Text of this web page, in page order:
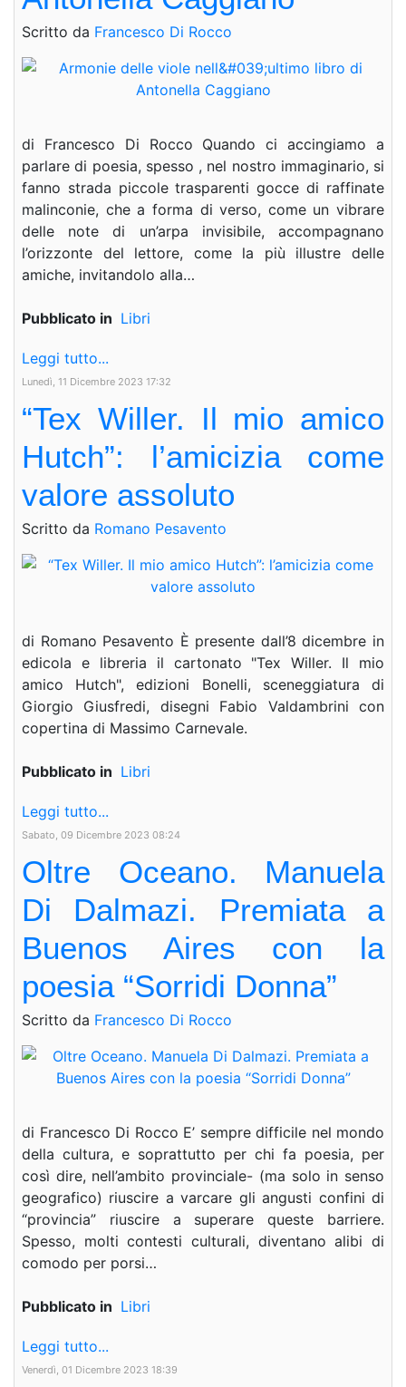
Scritto da Francesco Di Rocco
di Francesco Di Rocco Quando ci accingiamo a
parlare di poesia, spesso , nel nostro immaginario, si
fanno strada piccole trasparenti gocce di raffinate
malinconie, che a forma di verso, come un vibrare
delle note di un’arpa invisibile, accompagnano
l’orizzonte del lettore, come la più illustre delle
amiche, invitandolo alla…
Pubblicato in Libri
Leggi tutto...
Lunedì, 11 Dicembre 2023 17:32
“Tex Willer. Il mio amico
Hutch”: l’amicizia come
valore assoluto
Scritto da Romano Pesavento
di Romano Pesavento È presente dall’8 dicembre in
edicola e libreria il cartonato "Tex Willer. Il mio
amico Hutch", edizioni Bonelli, sceneggiatura di
Giorgio Giusfredi, disegni Fabio Valdambrini con
copertina di Massimo Carnevale.
Pubblicato in Libri
Leggi tutto...
Sabato, 09 Dicembre 2023 08:24
Oltre Oceano. Manuela
Di Dalmazi. Premiata a
Buenos Aires con la
poesia “Sorridi Donna”
Scritto da Francesco Di Rocco
di Francesco Di Rocco E’ sempre difficile nel mondo
della cultura, e soprattutto per chi fa poesia, per
così dire, nell’ambito provinciale- (ma solo in senso
geografico) riuscire a varcare gli angusti confini di
“provincia” riuscire a superare queste barriere.
Spesso, molti contesti culturali, diventano alibi di
comodo per porsi…
Pubblicato in Libri
Leggi tutto...
Venerdì, 01 Dicembre 2023 18:39